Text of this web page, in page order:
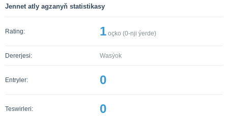
Jennet atly agzanyň statistikasy
Rating: 1 oçko (0-nji ýerde)
Dererjesi: Wasýok
Entryler: 0
Teswirleri: 0